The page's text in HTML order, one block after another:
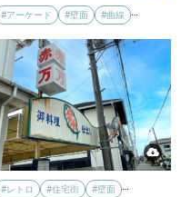
#アーケード #壁面 #曲線
#レトロ #住宅街 #壁面 …